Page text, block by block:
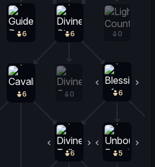
6
6 6
6 6
5
0
0